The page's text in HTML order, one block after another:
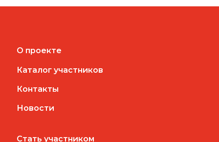
О проекте
Каталог участников
Контакты
Новости
Стать участником